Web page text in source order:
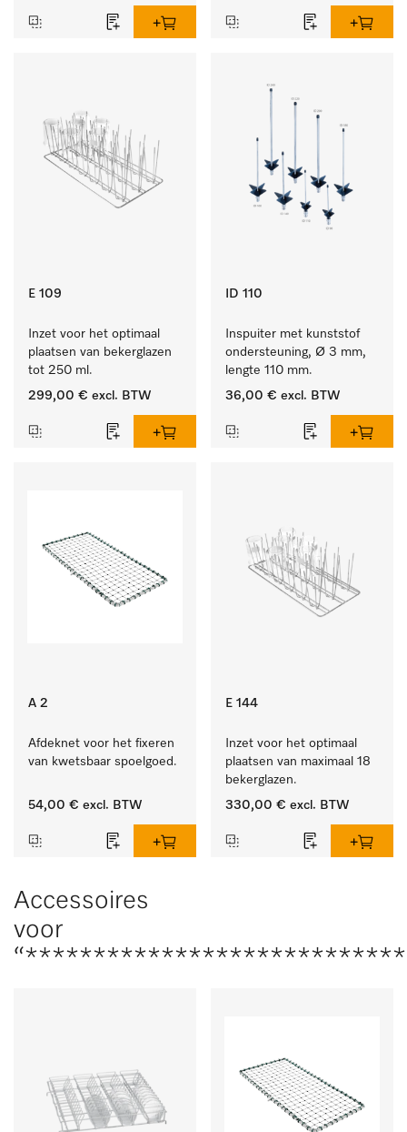
E 109
Inzet voor het optimaal
plaatsen van bekerglazen
tot 250 ml.
299,00 € excl. BTW
ID 110
Inspuiter met kunststof
ondersteuning, Ø 3 mm,
lengte 110 mm.
36,00 € excl. BTW
A 2
Afdeknet voor het fixeren
van kwetsbaar spoelgoed.
54,00 € excl. BTW
E 144
Inzet voor het optimaal
plaatsen van maximaal 18
bekerglazen.
330,00 € excl. BTW
Accessoires
voor